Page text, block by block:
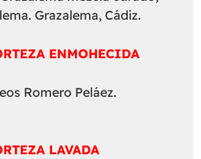
Grazalema, Cádiz.
ENMOHECIDA
Romero Peláez.
LAVADA